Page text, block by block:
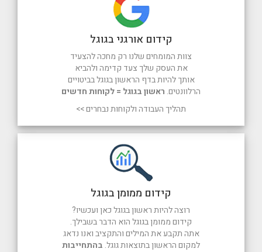
קידום ממומן בגוגל
רוצה להיות ראשון בגוגל כאן ועכשיו?
קידום ממומן בגוגל הוא הדבר בשבילך.
אתה תקבע את המילים והתקציב ואנו נדאג
למקום הראשון בתוצאות גוגל. בהתחייבות
קידום אורגני בגוגל
צוות המומחים שלנו רק מחכה להצעיד
את העסק שלך צעד קדימה ולהביא
אותך להיות בדף הראשון בגוגל בביטויים
הרלוונטים. ראשון בגוגל = לקוחות חדשים
תהליך העבודה ולקוחות נבחרים >>